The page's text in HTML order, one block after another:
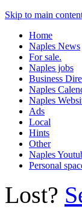
Skip to main
Home
Naples News
For sale.
Naples jobs
Business
Naples
Naples
Ads
Local
Hints
Other
Naples
Personal
Lost?